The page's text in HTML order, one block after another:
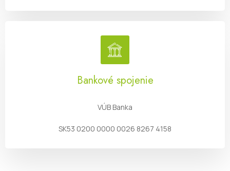
Bankové spojenie
VÚB Banka
SK53 0200 0000 0026 8267 4158